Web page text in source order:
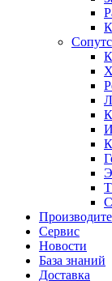
Сервис
Новости
База знаний
Доставка